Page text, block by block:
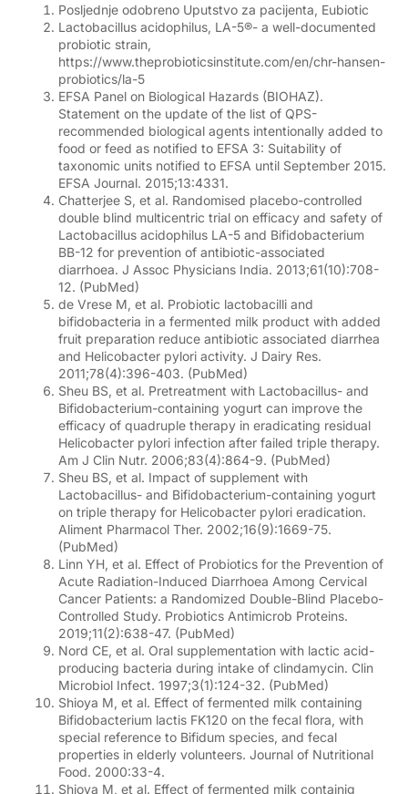
Posljednje odobreno Uputstvo za pacijenta, Eubiotic
Lactobacillus acidophilus, LA-5®- a well-documented
probiotic strain,
https://www.theprobioticsinstitute.com/en/chr-hansen-
probiotics/la-5
EFSA Panel on Biological Hazards (BIOHAZ).
Statement on the update of the list of QPS-
recommended biological agents intentionally added to
food or feed as notified to EFSA 3: Suitability of
taxonomic units notified to EFSA until September 2015.
EFSA Journal. 2015;13:4331.
Chatterjee S, et al. Randomised placebo-controlled
double blind multicentric trial on efficacy and safety of
Lactobacillus acidophilus LA-5 and Bifidobacterium
BB-12 for prevention of antibiotic-associated
diarrhoea. J Assoc Physicians India. 2013;61(10):708-
12. (PubMed)
de Vrese M, et al. Probiotic lactobacilli and
bifidobacteria in a fermented milk product with added
fruit preparation reduce antibiotic associated diarrhea
and Helicobacter pylori activity. J Dairy Res.
2011;78(4):396-403. (PubMed)
Sheu BS, et al. Pretreatment with Lactobacillus- and
Bifidobacterium-containing yogurt can improve the
efficacy of quadruple therapy in eradicating residual
Helicobacter pylori infection after failed triple therapy.
Am J Clin Nutr. 2006;83(4):864-9. (PubMed)
Sheu BS, et al. Impact of supplement with
Lactobacillus- and Bifidobacterium-containing yogurt
on triple therapy for Helicobacter pylori eradication.
Aliment Pharmacol Ther. 2002;16(9):1669-75.
(PubMed)
Linn YH, et al. Effect of Probiotics for the Prevention of
Acute Radiation-Induced Diarrhoea Among Cervical
Cancer Patients: a Randomized Double-Blind Placebo-
Controlled Study. Probiotics Antimicrob Proteins.
2019;11(2):638-47. (PubMed)
Nord CE, et al. Oral supplementation with lactic acid-
producing bacteria during intake of clindamycin. Clin
Microbiol Infect. 1997;3(1):124-32. (PubMed)
Shioya M, et al. Effect of fermented milk containing
Bifidobacterium lactis FK120 on the fecal flora, with
special reference to Bifidum species, and fecal
properties in elderly volunteers. Journal of Nutritional
Food. 2000:33-4.
Shioya M, et al. Effect of fermented milk containig